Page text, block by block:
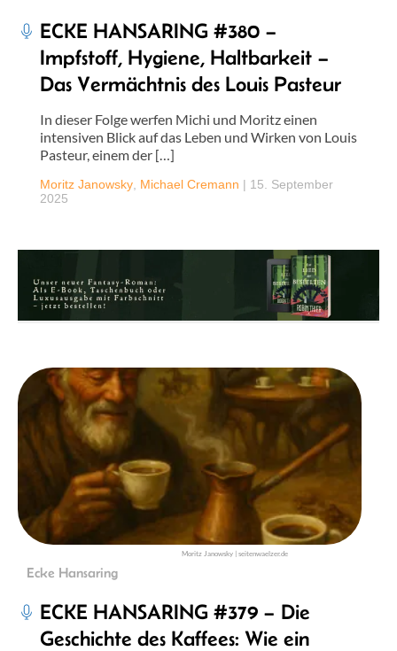
ECKE HANSARING #380 –
Impfstoff, Hygiene, Haltbarkeit –
Das Vermächtnis des Louis Pasteur
In dieser Folge werfen Michi und Moritz einen
intensiven Blick auf das Leben und Wirken von Louis
Pasteur, einem der […]
Moritz Janowsky Michael Cremann | 15. September
2025
Moritz Janowsky | seitenwaelzer.de
Ecke Hansaring
ECKE HANSARING #379 – Die
Geschichte des Kaffees: Wie ein